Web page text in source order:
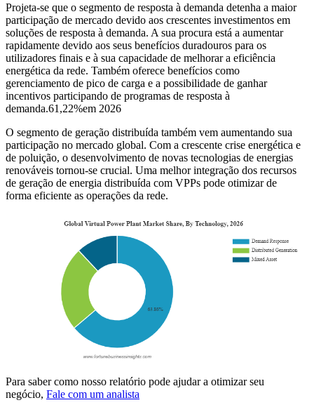
Projeta-se que o segmento de resposta à demanda detenha a maior
participação de mercado devido aos crescentes investimentos em
soluções de resposta à demanda. A sua procura está a aumentar
rapidamente devido aos seus benefícios duradouros para os
utilizadores finais e à sua capacidade de melhorar a eficiência
energética da rede. Também oferece benefícios como
gerenciamento de pico de carga e a possibilidade de ganhar
incentivos participando de programas de resposta à
demanda.61,22%em 2026
O segmento de geração distribuída também vem aumentando sua
participação no mercado global. Com a crescente crise energética e
de poluição, o desenvolvimento de novas tecnologias de energias
renováveis ​​tornou-se crucial. Uma melhor integração dos recursos
de geração de energia distribuída com VPPs pode otimizar de
forma eficiente as operações da rede.
Para saber como nosso relatório pode ajudar a otimizar seu
negócio, Fale com um analista